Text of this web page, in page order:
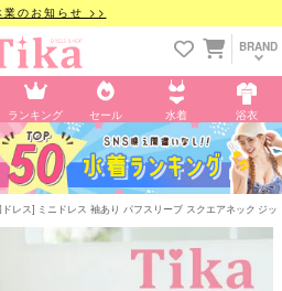
業のお知らせ >>
BRAND
ランキング セール 水着 浴衣
ドレス] ミニドレス 袖あり パフスリーブ スクエアネック ジ